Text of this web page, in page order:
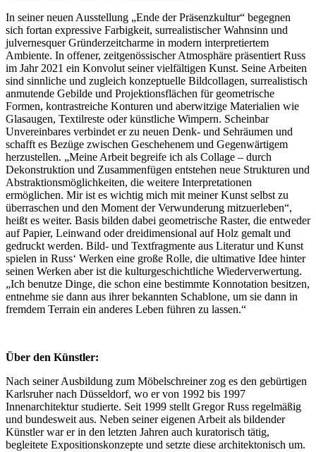
In seiner neuen Ausstellung „Ende der Präsenzkultur“ begegnen
sich fortan expressive Farbigkeit, surrealistischer Wahnsinn und
julvernesquer Gründerzeitcharme in modern interpretiertem
Ambiente. In offener, zeitgenössischer Atmosphäre präsentiert Russ
im Jahr 2021 ein Konvolut seiner vielfältigen Kunst. Seine Arbeiten
sind sinnliche und zugleich konzeptuelle Bildcollagen, surrealistisch
anmutende Gebilde und Projektionsflächen für geometrische
Formen, kontrastreiche Konturen und aberwitzige Materialien wie
Glasaugen, Textilreste oder künstliche Wimpern. Scheinbar
Unvereinbares verbindet er zu neuen Denk- und Sehräumen und
schafft es Bezüge zwischen Geschehenem und Gegenwärtigem
herzustellen. „Meine Arbeit begreife ich als Collage – durch
Dekonstruktion und Zusammenfügen entstehen neue Strukturen und
Abstraktionsmöglichkeiten, die weitere Interpretationen
ermöglichen. Mir ist es wichtig mich mit meiner Kunst selbst zu
überraschen und den Moment der Verwunderung mitzuerleben“,
heißt es weiter. Basis bilden dabei geometrische Raster, die entweder
auf Papier, Leinwand oder dreidimensional auf Holz gemalt und
gedruckt werden. Bild- und Textfragmente aus Literatur und Kunst
spielen in Russ‘ Werken eine große Rolle, die ultimative Idee hinter
seinen Werken aber ist die kulturgeschichtliche Wiederverwertung.
„Ich benutze Dinge, die schon eine bestimmte Konnotation besitzen,
entnehme sie dann aus ihrer bekannten Schablone, um sie dann in
fremdem Terrain ein anderes Leben führen zu lassen.“
Über den Künstler:
Nach seiner Ausbildung zum Möbelschreiner zog es den gebürtigen
Karlsruher nach Düsseldorf, wo er von 1992 bis 1997
Innenarchitektur studierte. Seit 1999 stellt Gregor Russ regelmäßig
und bundesweit aus. Neben seiner eigenen Arbeit als bildender
Künstler war er in den letzten Jahren auch kuratorisch tätig,
begleitete Expositionskonzepte und setzte diese architektonisch um.